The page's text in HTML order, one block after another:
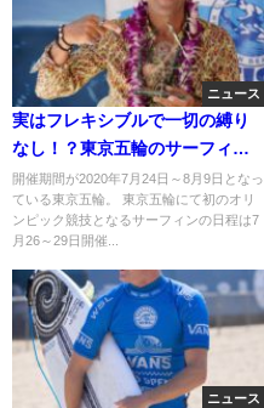
ニュース
実はフレキシブルで一切の縛り
なし！？東京五輪のサーフィン
の日程
開催期間が2020年7月24日～8月9日となっ
ている東京五輪。 東京五輪にて初のオリ
ンピック競技となるサーフィンの日程は7
月26～29日開催...
ニュース